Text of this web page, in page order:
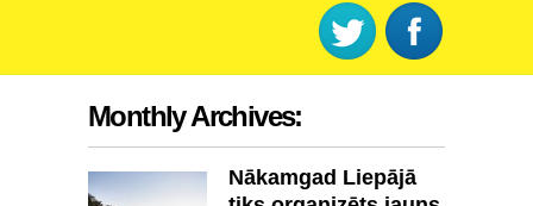
Monthly Archives:
Nākamgad Liepājā